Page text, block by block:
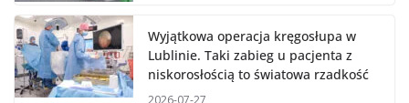
Wyjątkowa operacja kręgosłupa w
Lublinie. Taki zabieg u pacjenta z
niskorosłością to światowa rzadkość
2026-07-27